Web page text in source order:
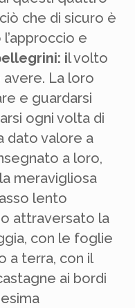
che di sicuro è
e
il volto
avere. La loro
e guardarsi
ogni volta di
dato valore a
a loro,
meravigliosa
lento
attraversato la
con le foglie
a terra, con il
ai bordi